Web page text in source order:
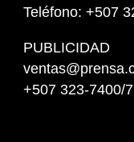
Teléfono: +507
PUBLICIDAD
+507 323-7400/